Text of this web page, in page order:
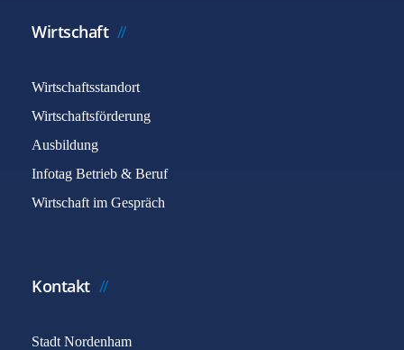
Wirtschaft
Wirtschaftsstandort
Wirtschaftsförderung
Ausbildung
Infotag Betrieb & Beruf
Wirtschaft im Gespräch
Kontakt
Stadt Nordenham